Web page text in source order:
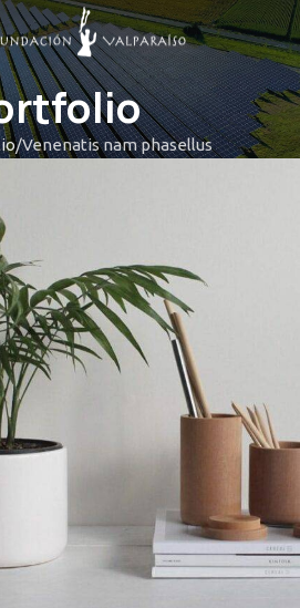
Venenatis nam phasellus